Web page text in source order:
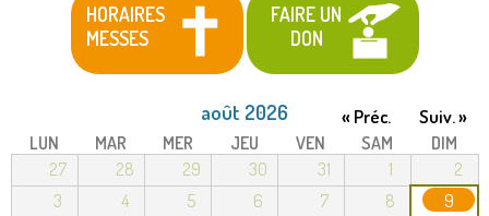
HORAIRES
MESSES
FAIRE UN
DON
août 2026 « Préc. Suiv. »
LUN MAR MER JEU VEN SAM
DIM
27
28 29 30 31 1
2
3
4 5 6 7 8 9